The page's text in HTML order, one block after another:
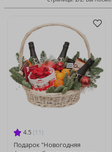
4.5 (11)
Подарок "Новогодняя